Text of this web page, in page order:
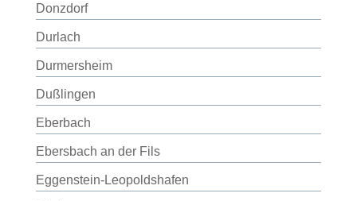
Donzdorf
Durlach
Durmersheim
Dußlingen
Eberbach
Ebersbach an der Fils
Eggenstein-Leopoldshafen